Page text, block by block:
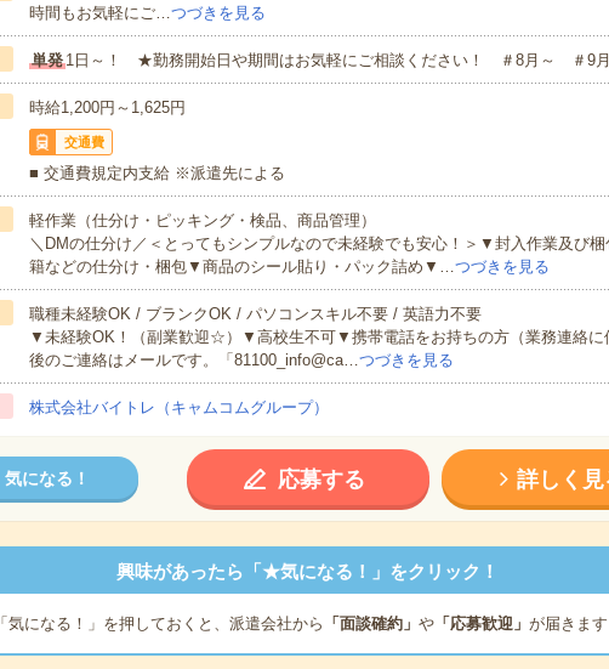
時間もお気軽にご…つづきを見る
単発1日～！ ★勤務開始日や期間はお気軽にご相談ください！ ＃8月～ ＃9
時給1,200円～1,625円
交通費
■ 交通費規定内支給 ※派遣先による
軽作業（仕分け・ピッキング・検品、商品管理）
＼DMの仕分け／＜とってもシンプルなので未経験でも安心！＞▼封入作業及び
籍などの仕分け・梱包▼商品のシール貼り・パック詰め▼…つづきを見る
職種未経験OK / ブランクOK / パソコンスキル不要 / 英語力不要
▼未経験OK！（副業歓迎☆）▼高校生不可▼携帯電話をお持ちの方（業務連絡
後のご連絡はメールです。「81100_info@ca…つづきを見る
株式会社バイトレ（キャムコムグループ）
気になる！ 応募する 詳しく見
興味があったら「★気になる！」をクリック！
「気になる！」を押しておくと、派遣会社から 「面談確約」 や「応募歓迎」 が届きます